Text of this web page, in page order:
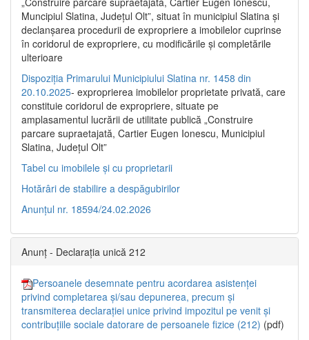
Muncipiul Slatina, Judeţul Olt”, situat în municipiul Slatina şi
declanşarea procedurii de expropriere a imobilelor cuprinse
în coridorul de expropriere, cu modificările şi completările
ulterioare
Dispoziția Primarului Municipiului Slatina nr. 1458 din
20.10.2025- exproprierea imobilelor proprietate privată, care
constituie coridorul de expropriere, situate pe
amplasamentul lucrării de utilitate publică „Construire
parcare supraetajată, Cartier Eugen Ionescu, Municipiul
Slatina, Județul Olt”
Tabel cu imobilele și cu proprietarii
Hotărâri de stabilire a despăgubirilor
Anunțul nr. 18594/24.02.2026
Anunț - Declarația unică 212
Persoanele desemnate pentru acordarea asistenței
privind completarea și/sau depunerea, precum și
transmiterea declarației unice privind impozitul pe venit și
contribuțiile sociale datorare de persoanele fizice (212) (pdf)